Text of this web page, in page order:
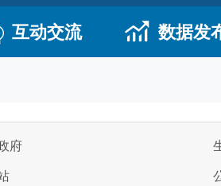
互动交流 数据发
府